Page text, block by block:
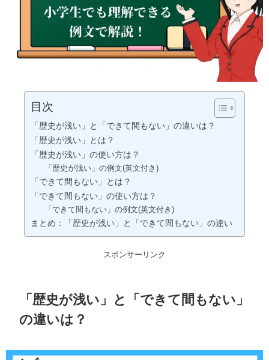
目次
「歴史が浅い」と「できて間もない」の違いは？
「歴史が浅い」とは？
「歴史が浅い」の使い方は？
「歴史が浅い」の例文(英文付き)
「できて間もない」とは？
「できて間もない」の使い方は？
「できて間もない」の例文(英文付き)
まとめ：「歴史が浅い」と「できて間もない」の違い
スポンサーリンク
「歴史が浅い」と「できて間もない」
の違いは？